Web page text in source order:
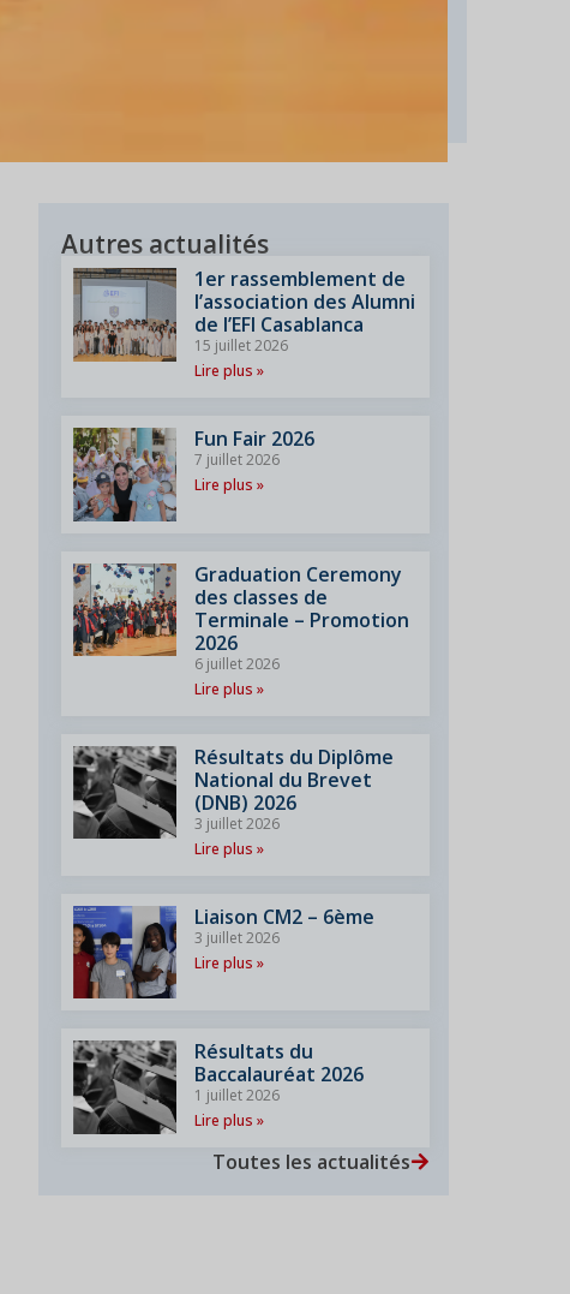
Autres actualités
1er rassemblement de
l’association des Alumni
de l’EFI Casablanca
15 juillet 2026
Lire plus »
Fun Fair 2026
7 juillet 2026
Lire plus »
Graduation Ceremony
des classes de
Terminale – Promotion
2026
6 juillet 2026
Lire plus »
Résultats du Diplôme
National du Brevet
(DNB) 2026
3 juillet 2026
Lire plus »
Liaison CM2 – 6ème
3 juillet 2026
Lire plus »
Résultats du
Baccalauréat 2026
1 juillet 2026
Lire plus »
Toutes les actualités